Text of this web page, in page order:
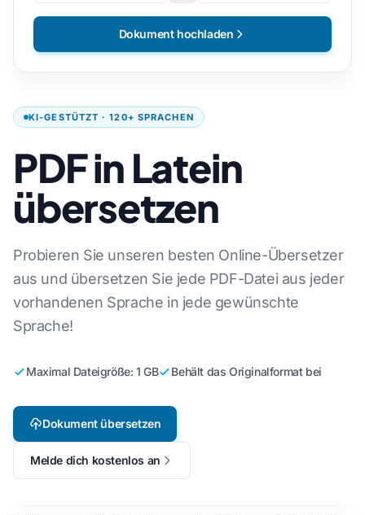
KI-GESTÜTZT · 120+ SPRACHEN
PDF in Latein
übersetzen
Probieren Sie unseren besten Online-Übersetzer
aus und übersetzen Sie jede PDF-Datei aus jeder
vorhandenen Sprache in jede gewünschte
Sprache!
Maximal Dateigröße: 1 GB Behält das Originalformat bei
Dokument übersetzen
Melde dich kostenlos an
Dokument hochladen